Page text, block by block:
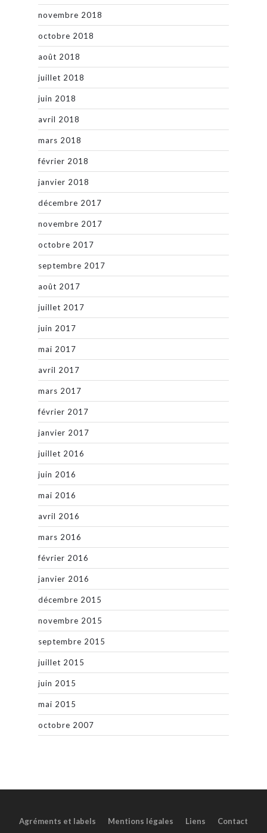
novembre 2018
octobre 2018
août 2018
juillet 2018
juin 2018
avril 2018
mars 2018
février 2018
janvier 2018
décembre 2017
novembre 2017
octobre 2017
septembre 2017
août 2017
juillet 2017
juin 2017
mai 2017
avril 2017
mars 2017
février 2017
janvier 2017
juillet 2016
juin 2016
mai 2016
avril 2016
mars 2016
février 2016
janvier 2016
décembre 2015
novembre 2015
septembre 2015
juillet 2015
juin 2015
mai 2015
octobre 2007
Agréments et labels Mentions légales Liens Contact